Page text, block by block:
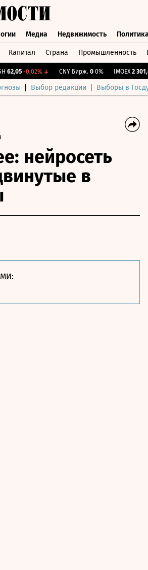
Медиа Недвижимость Политика
Капитал Страна Промышленность
-0,02%↓ CNY Бирж. 0 0% IMOEX 2 301,65
Выбор редакции Выборы в
нейросеть
в